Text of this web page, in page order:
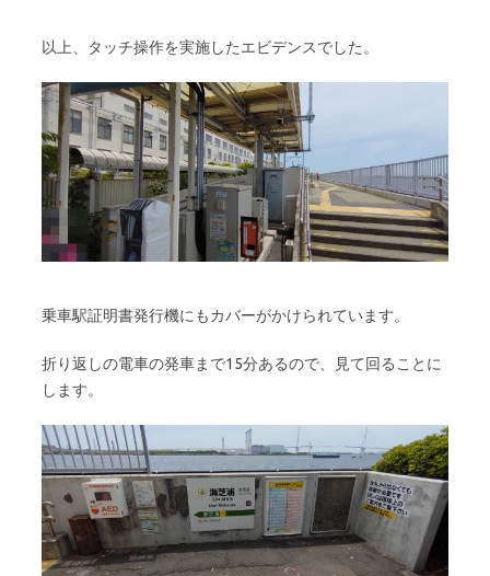
以上、タッチ操作を実施したエビデンスでした。
乗車駅証明書発行機にもカバーがかけられています。
折り返しの電車の発車まで15分あるので、見て回ることに
します。